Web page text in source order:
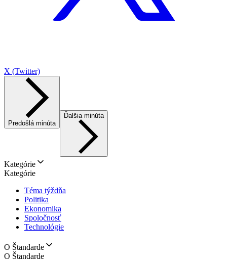
X (Twitter)
Predošlá minúta
Ďalšia minúta
Kategórie
Kategórie
Téma týždňa
Politika
Ekonomika
Spoločnosť
Technológie
O Štandarde
O Štandarde